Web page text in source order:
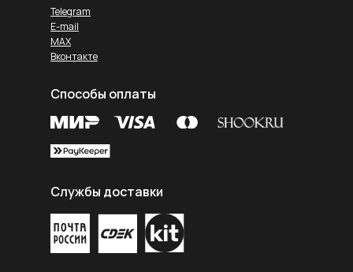
Telegram
E-mail
MAX
Вконтакте
Службы доставки
Способы оплаты